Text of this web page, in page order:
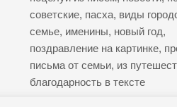
советские, пасха, виды
семье, именины, новый год,
поздравление на картинке,
письма от семьи, из
благодарность в тексте